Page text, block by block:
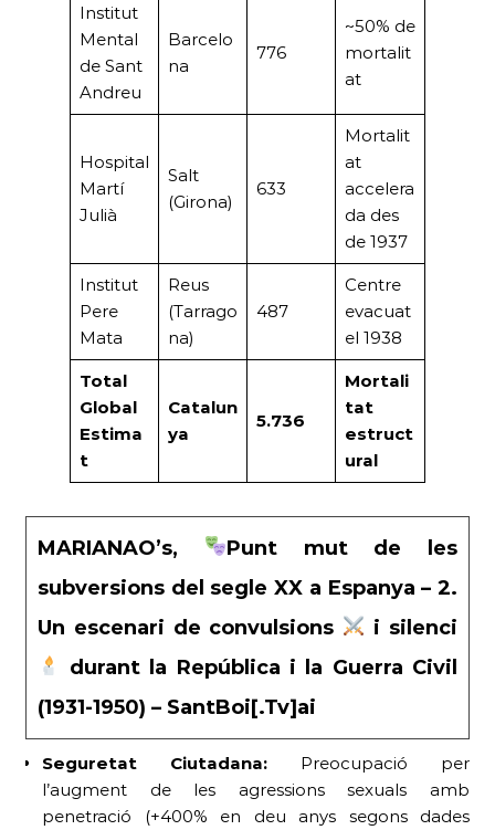
Institut
Mental
de Sant
Andreu
Barcelo
na
776
~50% de
mortalit
at
Hospital
Martí
Julià
Salt
(Girona)
633
Mortalit
at
accelera
da des
de 1937
Institut
Pere
Mata
Reus
(Tarrago
na)
487
Centre
evacuat
el 1938
Total
Global
Estima
t
Catalun
ya
5.736
Mortali
tat
estruct
ural
MARIANAO’s,
Punt mut de les
subversions del segle XX a Espanya – 2.
Un escenari de convulsions
i silenci
durant la República i la Guerra Civil
(1931-1950) – SantBoi[.Tv]ai
Seguretat Ciutadana: Preocupació per
l’augment de les agressions sexuals amb
penetració (+400% en deu anys segons dades